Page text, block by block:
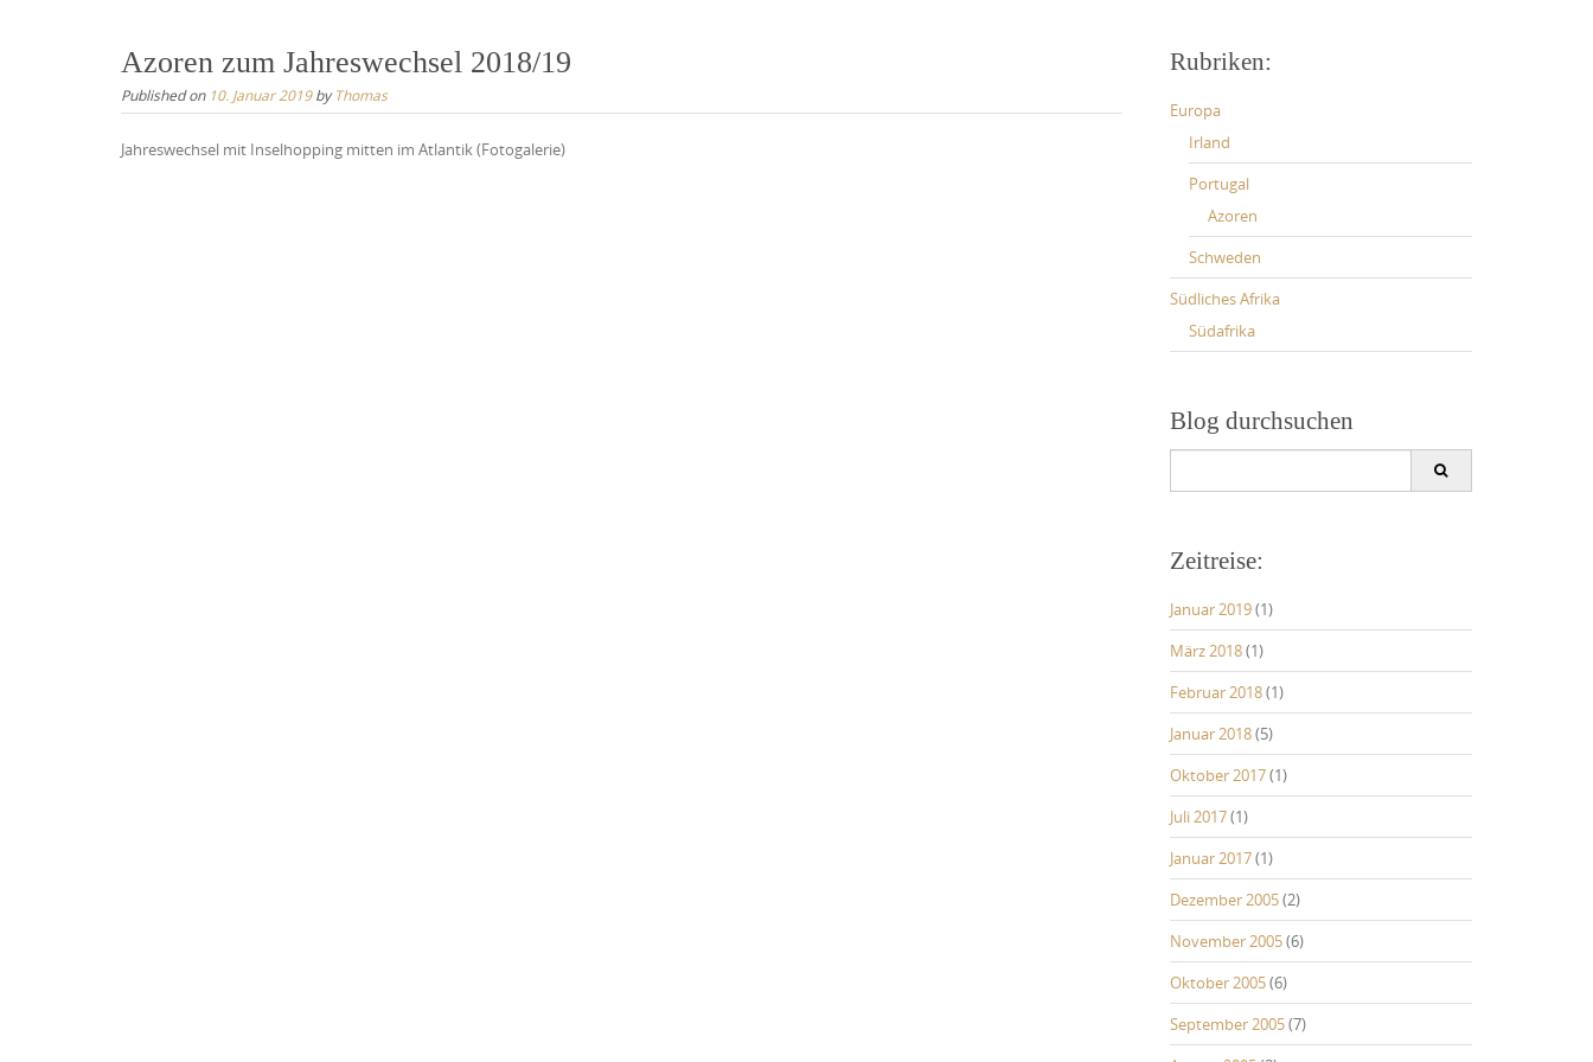
Azoren zum Jahreswechsel 2018/19
Published on 10. Januar 2019byThomas
Jahreswechsel mit Inselhopping mitten im Atlantik (Fotogalerie)
Rubriken:
Europa
Irland
Portugal
Azoren
Schweden
Südliches Afrika
Südafrika
Blog durchsuchen
Zeitreise:
Januar 2019(1)
März 2018(1)
Februar 2018(1)
Januar 2018(5)
Oktober 2017(1)
Juli 2017(1)
Januar 2017(1)
Dezember 2005(2)
November 2005(6)
Oktober 2005(6)
September 2005(7)